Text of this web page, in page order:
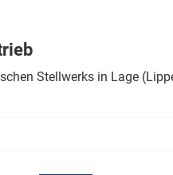
Stellwerks in Lage